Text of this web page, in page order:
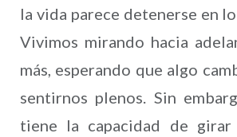
la vida parece detenerse en
Vivimos mirando hacia
más, esperando que algo
sentirnos plenos. Sin
tiene la capacidad de girar